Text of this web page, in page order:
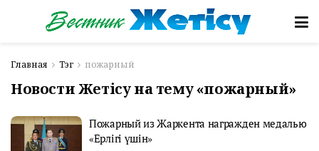
Главная Тэг пожарный
Новости Жетісу на тему «пожарный»
Пожарный из Жаркента награжден медалью
«Ерлігі үшін»